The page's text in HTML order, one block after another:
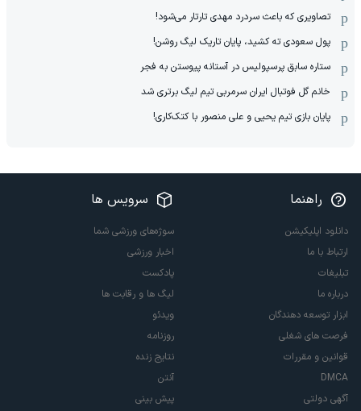
تصاویری که باعث سردرد مهدی تارتار می‌شود!
پول سعودی ته کشید، پایان تاریک لیگ روشن!
ستاره سابق پرسپولیس در آستانه پیوستن به فجر
خانم گل فوتبال ایران سرمربی تیم لیگ برتری شد
پایان بازی تیم یحیی و علی منصور با کتک‌کاری!
راهنما
دانلود اپلیکیشن
ارتباط با ما
تبلیغات
درباره ما
ابزار توسعه دهندگان
فرصت های شغلی
قوانین و مقررات
DMCA
آگهی دولتی
سرویس ها
سوژه‌های ورزشی شما
اخبار ورزشی
پادکست
لیگ ها و رقابت ها
ویدئو
روزنامه
نتایج زنده
آنتن
پیش بینی